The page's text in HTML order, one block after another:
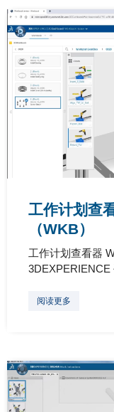
工作计划查
（WKB）
工作计划查看器
阅读更多